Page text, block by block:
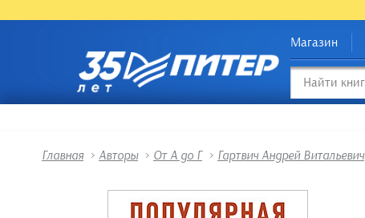
Магазин
Главная > Авторы > От А до Г > Гартвич Андрей Витальевич